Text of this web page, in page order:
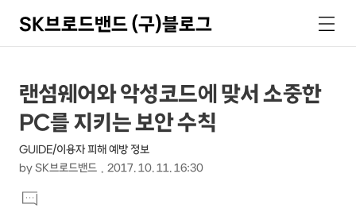
SK브로드밴드 (구)블로그
색
메
뉴
상
세
컨
텐
츠
본
문
제
목
랜섬웨어와 악성코드에 맞서 소중한
PC를 지키는 보안 수칙
GUIDE/이용자 피해 예방 정보
by SK브로드밴드 2017. 10. 11. 16:30
문
댓
글